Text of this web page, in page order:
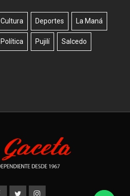
Cultura Deportes La Maná
Política Pujilí Salcedo